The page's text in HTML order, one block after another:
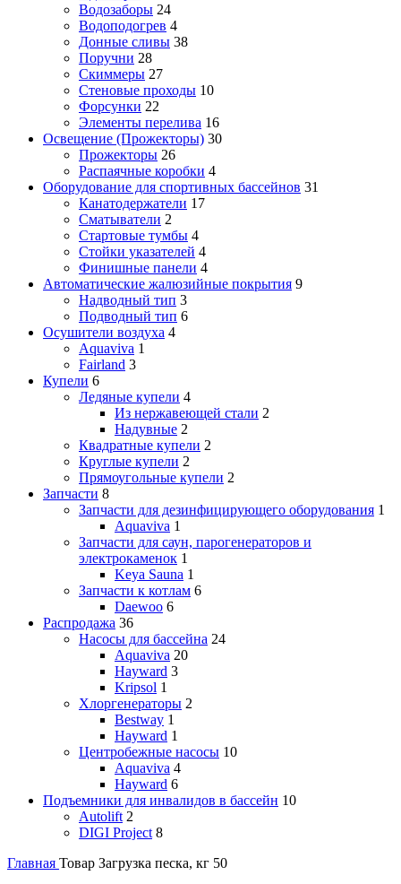
Водозаборы 24
Водоподогрев 4
Донные сливы 38
Поручни 28
Скиммеры 27
Стеновые проходы 10
Форсунки 22
Элементы перелива 16
Освещение (Прожекторы) 30
Прожекторы 26
Распаячные коробки 4
Оборудование для спортивных бассейнов 31
Канатодержатели 17
Сматыватели 2
Стартовые тумбы 4
Стойки указателей 4
Финишные панели 4
Автоматические жалюзийные покрытия 9
Надводный тип 3
Подводный тип 6
Осушители воздуха 4
Aquaviva 1
Fairland 3
Купели 6
Ледяные купели 4
Из нержавеющей стали 2
Надувные 2
Квадратные купели 2
Круглые купели 2
Прямоугольные купели 2
Запчасти 8
Запчасти для дезинфицирующего оборудования 1
Aquaviva 1
Запчасти для саун, парогенераторов и
электрокаменок 1
Keya Sauna 1
Запчасти к котлам 6
Daewoo 6
Распродажа 36
Насосы для бассейна 24
Aquaviva 20
Hayward 3
Kripsol 1
Хлоргенераторы 2
Bestway 1
Hayward 1
Центробежные насосы 10
Aquaviva 4
Hayward 6
Подъемники для инвалидов в бассейн 10
Autolift 2
DIGI Project 8
Главная Товар Загрузка песка, кг 50